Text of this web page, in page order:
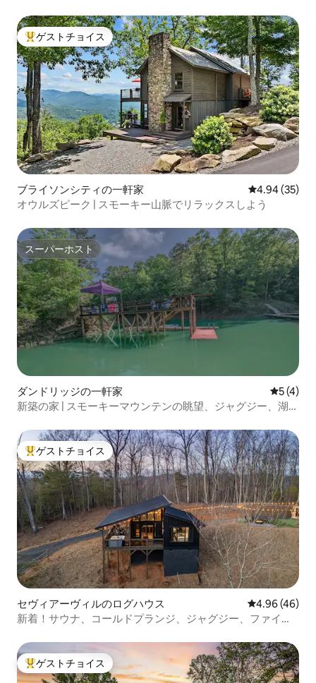
大好評のゲストチョイスです。
ゲストチョイス
ブライソンシティの一軒家 レビュー35
4.94 (35)
オウルズピーク | スモーキー山脈でリラックスしよう
スーパーホスト
スーパーホスト
ダンドリッジの一軒家 レビュー
5 (4)
新築の家 | スモーキーマウンテンの眺望、ジャグジー、湖の
大好評のゲストチョイスです。
ゲストチョイス
セヴィアーヴィルのログハウス レビュー46
4.96 (46)
新着！サウナ、コールドプランジ、ジャグジー、ファイヤ
大好評のゲストチョイスです。
ゲストチョイス